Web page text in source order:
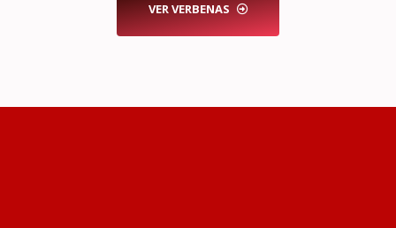
VER VERBENAS